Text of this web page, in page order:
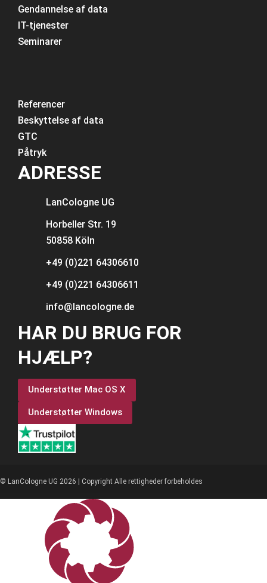
Gendannelse af data
IT-tjenester
Seminarer
Referencer
Beskyttelse af data
GTC
Påtryk
ADRESSE
LanCologne UG
Horbeller Str. 19
50858 Köln
+49 (0)221 64306610
+49 (0)221 64306611
info@lancologne.de
HAR DU BRUG FOR
HJÆLP?
Understøtter Mac OS X
Understøtter Windows
© LanCologne UG 2026 | Copyright Alle rettigheder forbeholdes